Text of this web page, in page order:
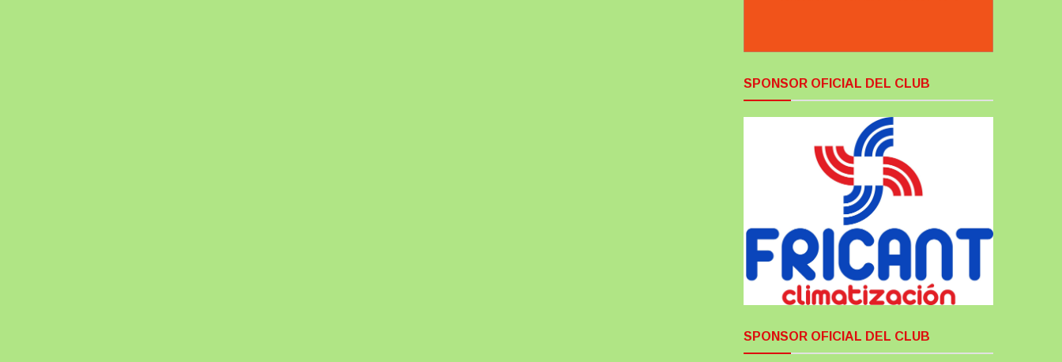
SPONSOR OFICIAL DEL CLUB
SPONSOR OFICIAL DEL CLUB